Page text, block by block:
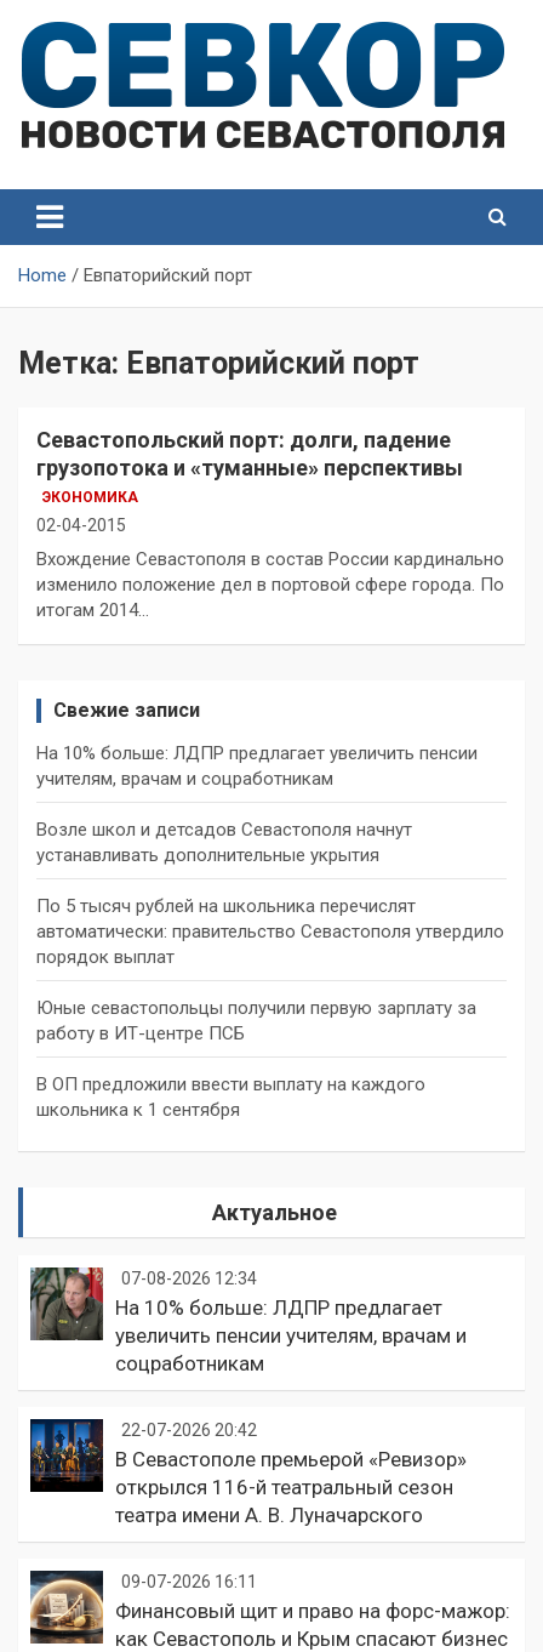
content
Севастополя
Севастополя
Home Евпаторийский порт
Метка: Евпаторийский порт
Севастопольский порт: долги, падение
грузопотока и «туманные» перспективы
ЭКОНОМИКА
02-04-2015
Вхождение Севастополя в состав России кардинально
изменило положение дел в портовой сфере города. По
итогам 2014…
Свежие записи
На 10% больше: ЛДПР предлагает увеличить пенсии
учителям, врачам и соцработникам
Возле школ и детсадов Севастополя начнут
устанавливать дополнительные укрытия
По 5 тысяч рублей на школьника перечислят
автоматически: правительство Севастополя утвердило
порядок выплат
Юные севастопольцы получили первую зарплату за
работу в ИТ-центре ПСБ
В ОП предложили ввести выплату на каждого
школьника к 1 сентября
Актуальное
07-08-2026 12:34
На 10% больше: ЛДПР предлагает
увеличить пенсии учителям, врачам и
соцработникам
22-07-2026 20:42
В Севастополе премьерой «Ревизор»
открылся 116-й театральный сезон
театра имени А. В. Луначарского
09-07-2026 16:11
Финансовый щит и право на форс-мажор:
как Севастополь и Крым спасают бизнес